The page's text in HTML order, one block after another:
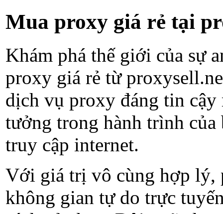
Mua proxy giá rẻ tại
Khám phá thế giới của sự
proxy giá rẻ từ
dịch vụ proxy đáng tin
tưởng trong hành trình của
truy cập internet.
Với giá trị vô cùng hợp lý,
không gian tự do trực